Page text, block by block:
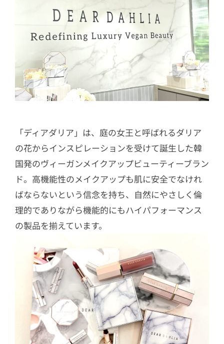
「ディアダリア」は、庭の女王と呼ばれるダリア
の花からインスピレーションを受けて誕生した韓
国発のヴィーガンメイクアップビューティーブラン
ド。高機能性のメイクアップも肌に安全でなけれ
ばならないという信念を持ち、自然にやさしく倫
理的でありながら機能的にもハイパフォーマンス
の製品を揃えています。